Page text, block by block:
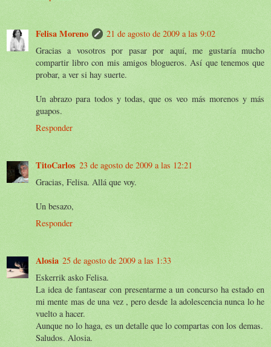
Felisa Moreno
21 de agosto de 2009 a las 9:02
Gracias a vosotros por pasar por aquí, me gustaría mucho
compartir libro con mis amigos blogueros. Así que tenemos que
probar, a ver si hay suerte.
Un abrazo para todos y todas, que os veo más morenos y más
guapos.
Responder
TitoCarlos 23 de agosto de 2009 a las 12:21
Gracias, Felisa. Allá que voy.
Un besazo,
Responder
Alosia 25 de agosto de 2009 a las 1:33
Eskerrik asko Felisa.
La idea de fantasear con presentarme a un concurso ha estado en
mi mente mas de una vez , pero desde la adolescencia nunca lo he
vuelto a hacer.
Aunque no lo haga, es un detalle que lo compartas con los demas.
Saludos. Alosia.